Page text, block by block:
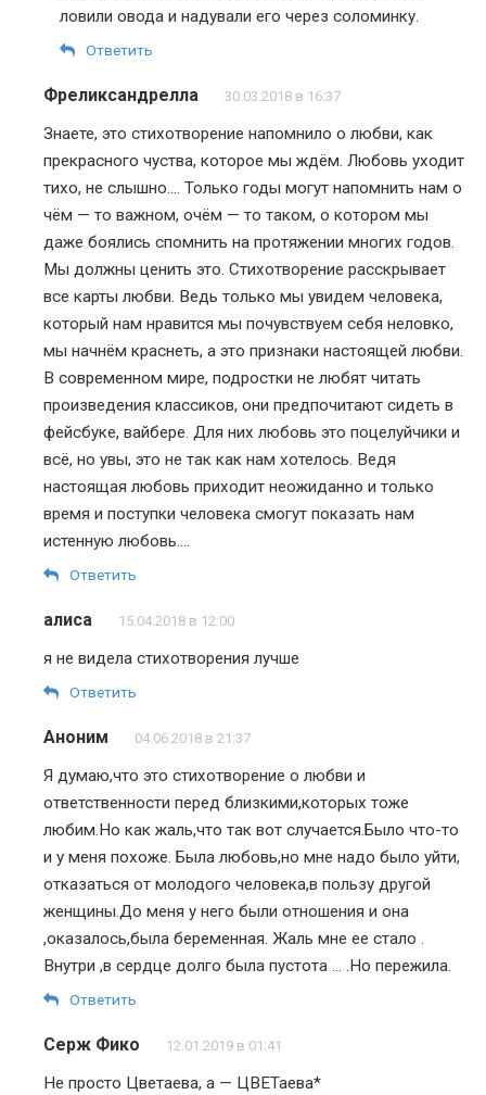
ловили овода и надували его через соломинку.
Ответить
Фреликсандрелла 30.03.2018 в 16:37
Знаете, это стихотворение напомнило о любви, как
прекрасного чуства, которое мы ждём. Любовь уходит
тихо, не слышно…. Только годы могут напомнить нам о
чём — то важном, очём — то таком, о котором мы
даже боялись спомнить на протяжении многих годов.
Мы должны ценить это. Стихотворение расскрывает
все карты любви. Ведь только мы увидем человека,
который нам нравится мы почувствуем себя неловко,
мы начнём краснеть, а это признаки настоящей любви.
В современном мире, подростки не любят читать
произведения классиков, они предпочитают сидеть в
фейсбуке, вайбере. Для них любовь это поцелуйчики и
всё, но увы, это не так как нам хотелось. Ведя
настоящая любовь приходит неожиданно и только
время и поступки человека смогут показать нам
истенную любовь….
Ответить
алиса 15.04.2018 в 12:00
я не видела стихотворения лучше
Ответить
Аноним 04.06.2018 в 21:37
Я думаю,что это стихотворение о любви и
ответственности перед близкими,которых тоже
любим.Но как жаль,что так вот случается.Было что-то
и у меня похоже. Была любовь,но мне надо было уйти,
отказаться от молодого человека,в пользу другой
женщины.До меня у него были отношения и она
,оказалось,была беременная. Жаль мне ее стало .
Внутри ,в сердце долго была пустота … .Но пережила.
Ответить
Серж Фико 12.01.2019 в 01:41
Не просто Цветаева, а — ЦВЕТаева*